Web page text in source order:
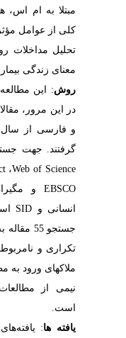
مبتلا به ام اس،
کلی از عوامل
تحلیل مداخلات
معنای زندگی
روش: این
در این مرور،
گرفتند. جهت
Web of Science،
EBSCO
و
انسانی و SID
جستجو
تکراری و
نیمی از
است.
یافته ­ها: